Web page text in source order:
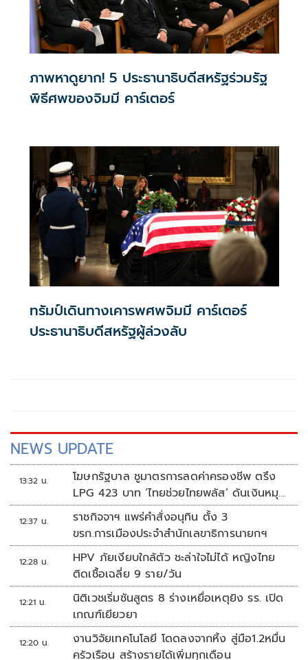
ภาพหาดูยาก! 5 ประธานาธิบดีสหรัฐร่วมรัฐ
พิธีศพของจิมมี คาร์เตอร์
ทรัมป์เดินทางเคารพศพจิมมี คาร์เตอร์
ประธานาธิบดีสหรัฐผู้ล่วงลับ
NEWS UPDATE
13:32 น.
โฆษกรัฐบาล ชูมาตรการลดค่าครองชีพ ตรึง
LPG 423 บาท ‘ไทยช่วยไทยพลัส’ ดันเงินหมุน
แสนล้าน
12:37 น.
ราชกิจจาฯ แพร่คำสั่งอนุทิน ตั้ง 3
ขรก.การเมืองประจำสำนักเลขาธิการนายกฯ
12:28 น.
HPV ภัยเงียบใกล้ตัว ชะล่าใจไม่ได้ หญิงไทย
ติดเชื้อเฉลี่ย 9 ราย/วัน
12:21 น.
นิติเวชเริ่มชันสูตร 8 ร่างเหยื่อเหตุยิง รร. เปิด
เกณฑ์เยียวยา
12:20 น.
งานวิจัยเทคโนโลยี โดดลงจากหิ้ง สู่มือ1.2หมื่น
ครัวเรือน สร้างรายได้เพิ่มทุกเดือน